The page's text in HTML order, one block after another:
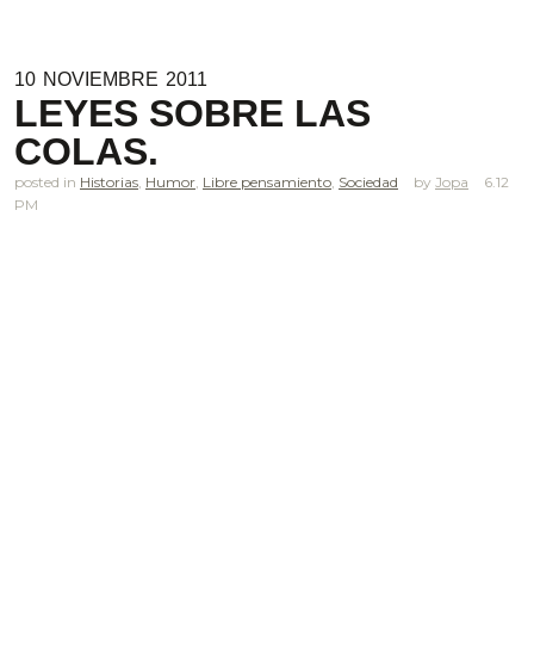
10 NOVIEMBRE 2011
LEYES SOBRE LAS
COLAS.
posted in Historias Humor Libre pensamiento Sociedad Jopa
6.12
PM